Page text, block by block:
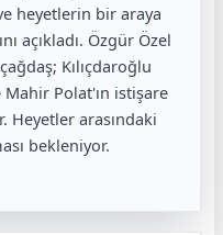
heyetlerin bir araya
açıkladı. Özgür Özel
Kılıçdaroğlu
Mahir Polat'ın istişare
arasındaki
bekleniyor.